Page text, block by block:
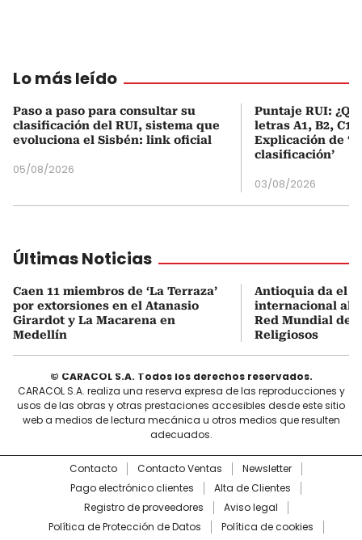
Lo más leído
Paso a paso para consultar su
clasificación del RUI, sistema que
evoluciona el Sisbén: link oficial
05/08/2026
Puntaje RUI:
letras A1, B2, C1
Explicación de
clasificación’
03/08/2026
Últimas Noticias
Caen 11 miembros de ‘La Terraza’
por extorsiones en el Atanasio
Girardot y La Macarena en
Medellín
Antioquia da el
internacional al
Red Mundial de
Religiosos
© CARACOL S.A. Todos los derechos reservados.
CARACOL S.A. realiza una reserva expresa de las reproducciones y
usos de las obras y otras prestaciones accesibles desde este sitio
web a medios de lectura mecánica u otros medios que resulten
adecuados.
Contacto Contacto Ventas
Newsletter
Pago electrónico clientes
Alta de Clientes
Registro de proveedores
Aviso legal
Política de Protección de Datos
Política de cookies